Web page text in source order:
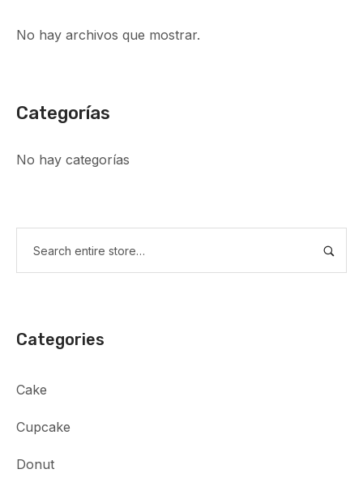
No hay archivos que mostrar.
Categorías
No hay categorías
Categories
Cake
Cupcake
Donut